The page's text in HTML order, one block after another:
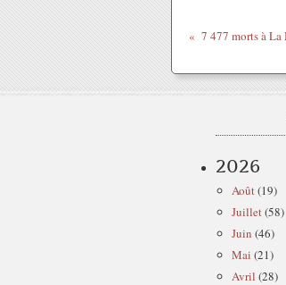
2026
Août(19)
Juillet(58)
Juin (46)
Mai (21)
Avril (28)